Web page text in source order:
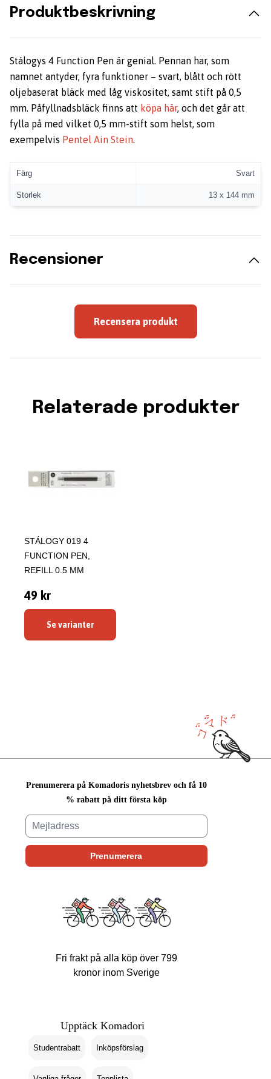
Produktbeskrivning
Stálogys 4 Function Pen är genial. Pennan har, som
namnet antyder, fyra funktioner – svart, blått och rött
oljebaserat bläck med låg viskositet, samt stift på 0,5
mm. Påfyllnadsbläck finns att köpa här, och det går att
fylla på med vilket 0,5 mm-stift som helst, som
exempelvis Pentel Ain Stein.
Färg Svart
Storlek 13 x 144 mm
Recensioner
Recensera produkt
Relaterade produkter
STÁLOGY 019 4
FUNCTION PEN,
REFILL 0.5 MM
49 kr
Se varianter
Prenumerera på Komadoris nyhetsbrev och få 10
% rabatt på ditt första köp
Fri frakt på alla köp över 799
kronor inom Sverige
Upptäck Komadori
Studentrabatt Inköpsförslag